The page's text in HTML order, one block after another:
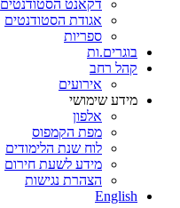
דקאנט הסטודנטים
אגודת הסטודנטים
ספריות
בוגרים.ות
קהל רחב
אירועים
מידע שימושי
אלפון
מפת הקמפוס
לוח שנת הלימודים
מידע לשעת חירום
הצהרת נגישות
English